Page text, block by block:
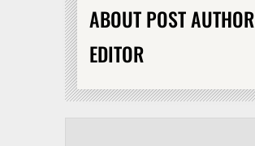
ABOUT POST AUTHOR
EDITOR